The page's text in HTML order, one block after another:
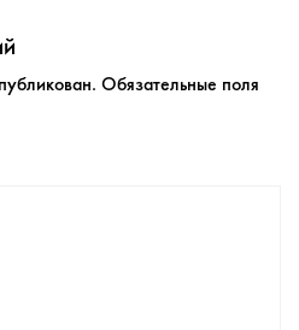
Обязательные поля